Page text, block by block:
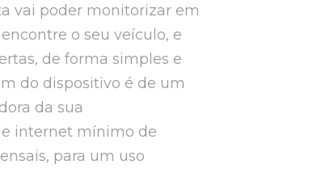
vai poder monitorizar em
o seu veículo, e
de forma simples e
do dispositivo é de um
da sua
internet mínimo de
para um uso